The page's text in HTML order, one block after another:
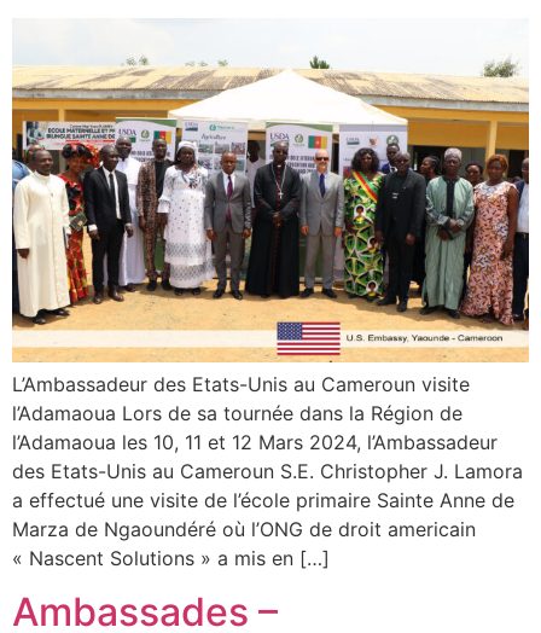
L’Ambassadeur des Etats-Unis au Cameroun visite
l’Adamaoua Lors de sa tournée dans la Région de
l’Adamaoua les 10, 11 et 12 Mars 2024, l’Ambassadeur
des Etats-Unis au Cameroun S.E. Christopher J. Lamora
a effectué une visite de l’école primaire Sainte Anne de
Marza de Ngaoundéré où l’ONG de droit americain
« Nascent Solutions » a mis en […]
Ambassades –